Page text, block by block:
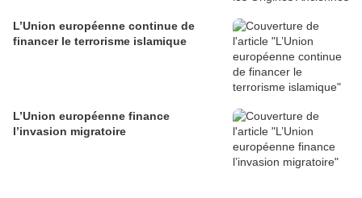
L’Union européenne continue de
financer le terrorisme islamique
L’Union européenne finance
l’invasion migratoire